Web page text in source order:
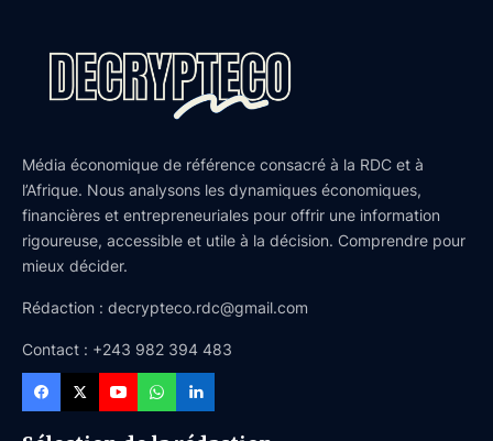
Média économique de référence consacré à la RDC et à
l’Afrique. Nous analysons les dynamiques économiques,
financières et entrepreneuriales pour offrir une information
rigoureuse, accessible et utile à la décision. Comprendre pour
mieux décider.
Rédaction : decrypteco.rdc@gmail.com
Contact : +243 982 394 483